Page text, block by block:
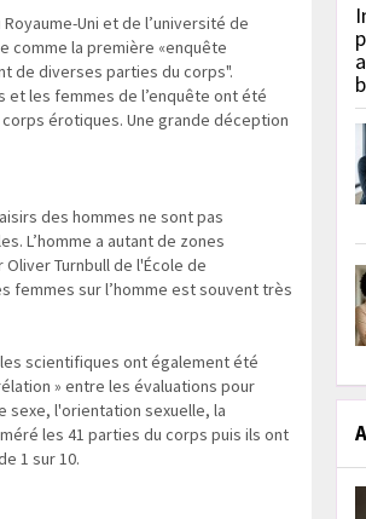
Uni et de l’université de
comme la première «enquête
de diverses parties du corps".
et les femmes de l’enquête ont été
érotiques. Une grande déception
des hommes ne sont pas
L’homme a autant de zones
Turnbull de l'École de
femmes sur l’homme est souvent très
scientifiques ont également été
» entre les évaluations pour
sexe, l'orientation sexuelle, la
les 41 parties du corps puis ils ont
1 sur 10.